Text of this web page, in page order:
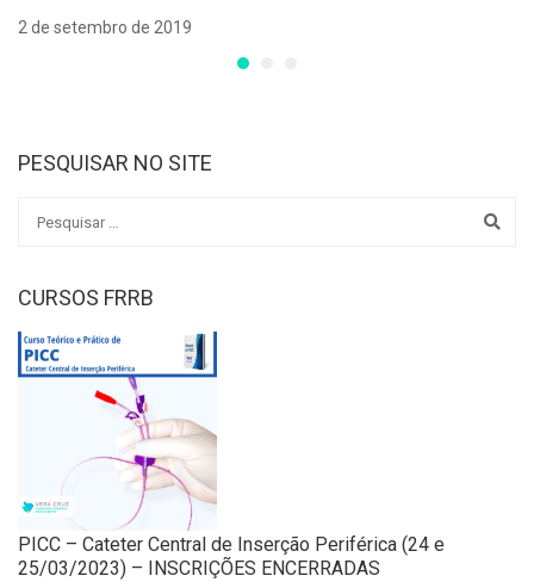
2 de setembro de 2019
PESQUISAR NO SITE
CURSOS FRRB
PICC – Cateter Central de Inserção Periférica (24 e
25/03/2023) – INSCRIÇÕES ENCERRADAS